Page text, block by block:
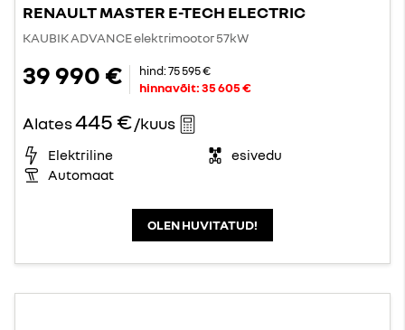
RENAULT MASTER E-TECH ELECTRIC
KAUBIK ADVANCE elektrimootor 57kW
39 990 € hind:75 595 €
hinnavõit:35 605 €
Alates445 €/kuus
Elektriline
esivedu
Automaat
OLEN HUVITATUD!